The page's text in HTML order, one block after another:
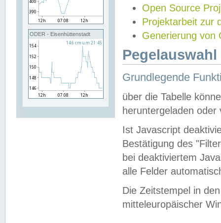
ODER - Eisenhüttenstadt
Open Source
Projektarbeit zur
Generierung von
Grundlegende
über die Tabelle
heruntergeladen oder
Ist Javascript
Bestätigung des
bei deaktiviertem
alle Felder
Die Zeitstempel in
mitteleuropäischer